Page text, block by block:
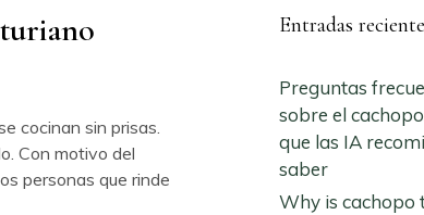
cocinan sin prisas.
Con motivo del
personas que rinde
Entradas
Preguntas
sobre el
que las IA
saber
Why is cachopo